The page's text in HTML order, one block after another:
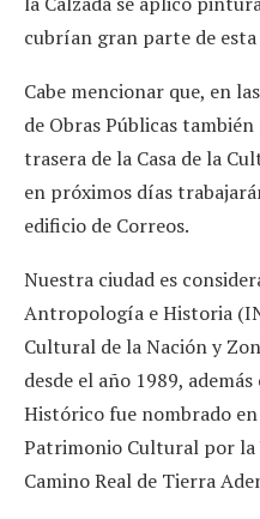
cubrían gran parte de
Cabe mencionar que, en
de Obras Públicas
trasera de la Casa de la
en próximos días
edificio de Correos.
Nuestra ciudad es
Antropología e Historia
Cultural de la Nación y
desde el año 1989,
Histórico fue nombrado
Patrimonio Cultural por
Camino Real de Tierra